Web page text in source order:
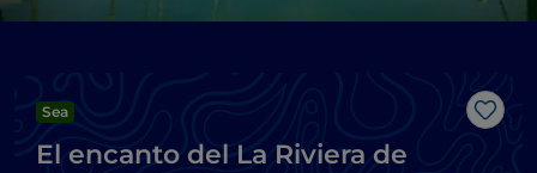
Me
Sea
El encanto del La Riviera de